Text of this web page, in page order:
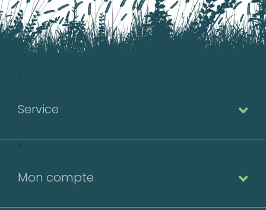
Service
Mon compte